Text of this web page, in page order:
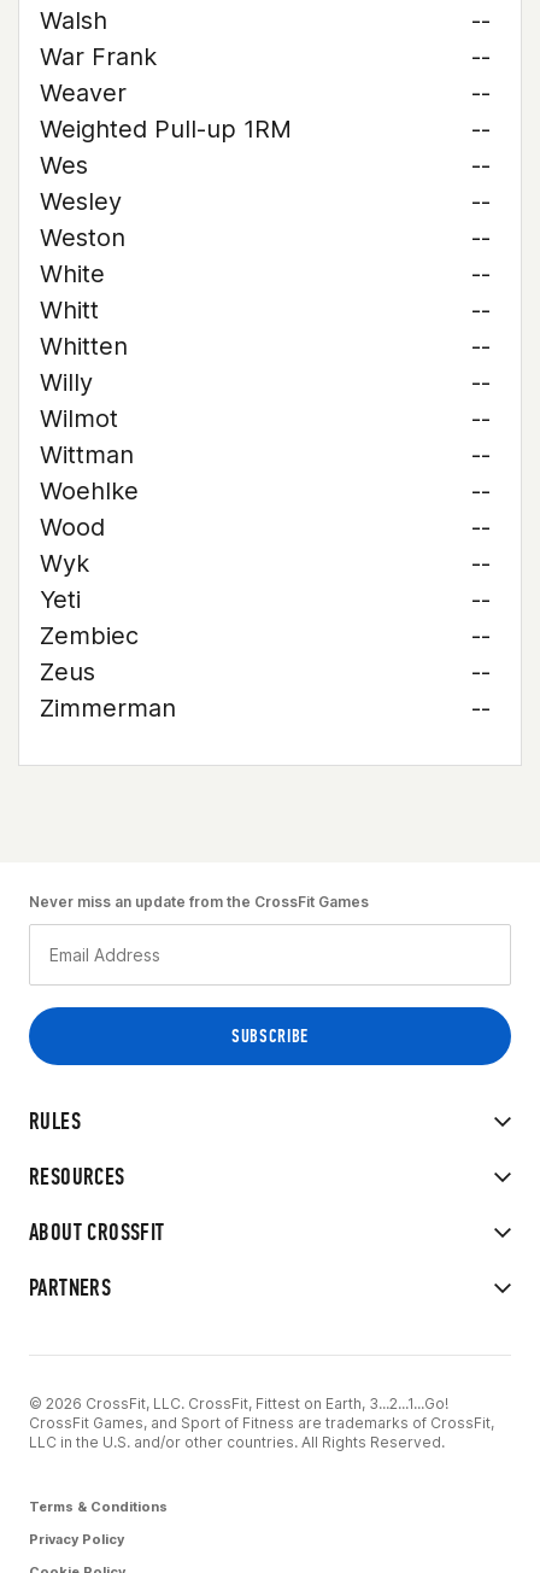
Walsh
--
War Frank
--
Weaver
--
Weighted Pull-up 1RM
--
Wes
--
Wesley
--
Weston
--
White
--
Whitt
--
Whitten
--
Willy
--
Wilmot
--
Wittman
--
Woehlke
--
Wood
--
Wyk
--
Yeti
--
Zembiec
--
Zeus
--
Zimmerman
--
RULES
RESOURCES
ABOUT CROSSFIT
PARTNERS
Never miss an update from the CrossFit Games
© 2026 CrossFit, LLC. CrossFit, Fittest on Earth, 3...2...1...Go!
CrossFit Games, and Sport of Fitness are trademarks of CrossFit,
LLC in the U.S. and/or other countries. All Rights Reserved.
Terms & Conditions
Privacy Policy